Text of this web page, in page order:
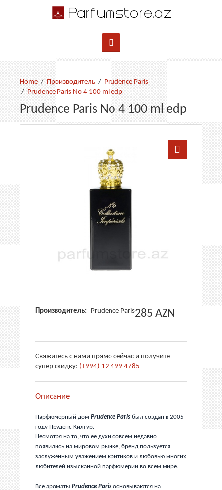
Производитель
Prudence Paris
Prudence Paris No 4 100 ml edp
Prudence Paris No 4 100 ml edp
Производитель: Prudence Paris285 AZN
Свяжитесь с нами прямо сейчас и получите
супер скидку: (+994) 12 499 4785
Описание
Парфюмерный дом Prudence Paris был создан в 2005
году Пруденс Килгур.
Несмотря на то, что ее духи совсем недавно
появились на мировом рынке, бренд пользуется
заслуженным уважением критиков и любовью многих
любителей изысканной парфюмерии во всем мире.
Все ароматы Prudence Paris основываются на